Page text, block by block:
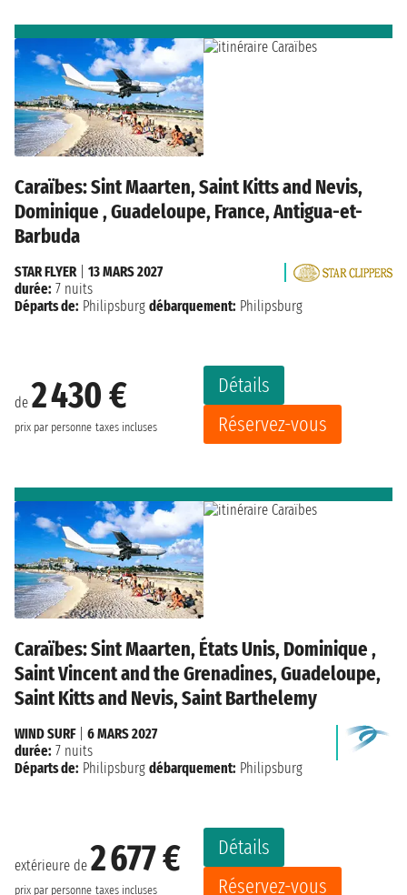
Caraïbes: Sint Maarten, Saint Kitts and Nevis,
Dominique , Guadeloupe, France, Antigua-et-
Barbuda
de 2 430 €
prix par personne taxes incluses
Détails
Réservez-vous
STAR FLYER| 13 MARS 2027
durée: 7 nuits
Départs de: Philipsburg débarquement: Philipsburg
Caraïbes: Sint Maarten, États Unis, Dominique ,
Saint Vincent and the Grenadines, Guadeloupe,
Saint Kitts and Nevis, Saint Barthelemy
extérieure de 2 677 €
prix par personne taxes incluses
Détails
Réservez-vous
WIND SURF| 6 MARS 2027
durée: 7 nuits
Départs de: Philipsburg débarquement: Philipsburg